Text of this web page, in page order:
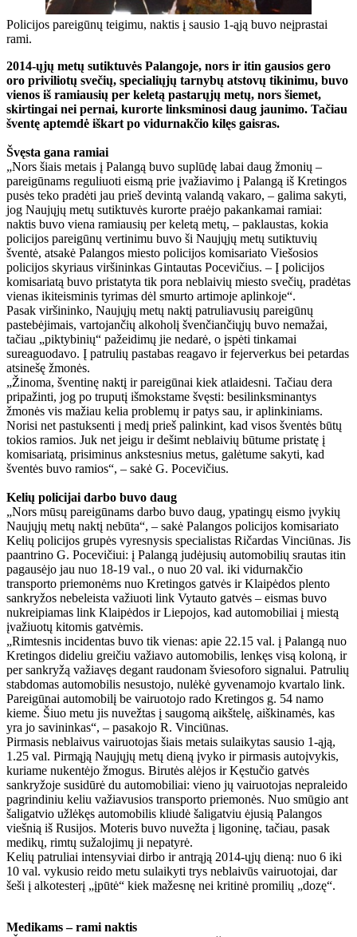
Policijos pareigūnų teigimu, naktis į sausio 1-ąją buvo neįprastai
rami.
2014-ųjų metų sutiktuvės Palangoje, nors ir itin gausios gero
oro priviliotų svečių, specialiųjų tarnybų atstovų tikinimu, buvo
vienos iš ramiausių per keletą pastarųjų metų, nors šiemet,
skirtingai nei pernai, kurorte linksminosi daug jaunimo. Tačiau
šventę aptemdė iškart po vidurnakčio kilęs gaisras.
Švęsta gana ramiai
„Nors šiais metais į Palangą buvo suplūdę labai daug žmonių –
pareigūnams reguliuoti eismą prie įvažiavimo į Palangą iš Kretingos
pusės teko pradėti jau prieš devintą valandą vakaro, – galima sakyti,
jog Naujųjų metų sutiktuvės kurorte praėjo pakankamai ramiai:
naktis buvo viena ramiausių per keletą metų, – paklaustas, kokia
policijos pareigūnų vertinimu buvo ši Naujųjų metų sutiktuvių
šventė, atsakė Palangos miesto policijos komisariato Viešosios
policijos skyriaus viršininkas Gintautas Pocevičius. – Į policijos
komisariatą buvo pristatyta tik pora neblaivių miesto svečių, pradėtas
vienas ikiteisminis tyrimas dėl smurto artimoje aplinkoje“.
Pasak viršininko, Naujųjų metų naktį patruliavusių pareigūnų
pastebėjimais, vartojančių alkoholį švenčiančiųjų buvo nemažai,
tačiau „piktybinių“ pažeidimų jie nedarė, o įspėti tinkamai
sureaguodavo. Į patrulių pastabas reagavo ir fejerverkus bei petardas
atsinešę žmonės.
„Žinoma, šventinę naktį ir pareigūnai kiek atlaidesni. Tačiau dera
pripažinti, jog po truputį išmokstame švęsti: besilinksminantys
žmonės vis mažiau kelia problemų ir patys sau, ir aplinkiniams.
Norisi net pastuksenti į medį prieš palinkint, kad visos šventės būtų
tokios ramios. Juk net jeigu ir dešimt neblaivių būtume pristatę į
komisariatą, prisiminus ankstesnius metus, galėtume sakyti, kad
šventės buvo ramios“, – sakė G. Pocevičius.
Kelių policijai darbo buvo daug
„Nors mūsų pareigūnams darbo buvo daug, ypatingų eismo įvykių
Naujųjų metų naktį nebūta“, – sakė Palangos policijos komisariato
Kelių policijos grupės vyresnysis specialistas Ričardas Vinciūnas. Jis
paantrino G. Pocevičiui: į Palangą judėjusių automobilių srautas itin
pagausėjo jau nuo 18-19 val., o nuo 20 val. iki vidurnakčio
transporto priemonėms nuo Kretingos gatvės ir Klaipėdos plento
sankryžos nebeleista važiuoti link Vytauto gatvės – eismas buvo
nukreipiamas link Klaipėdos ir Liepojos, kad automobiliai į miestą
įvažiuotų kitomis gatvėmis.
„Rimtesnis incidentas buvo tik vienas: apie 22.15 val. į Palangą nuo
Kretingos dideliu greičiu važiavo automobilis, lenkęs visą koloną, ir
per sankryžą važiavęs degant raudonam šviesoforo signalui. Patrulių
stabdomas automobilis nesustojo, nulėkė gyvenamojo kvartalo link.
Pareigūnai automobilį be vairuotojo rado Kretingos g. 54 namo
kieme. Šiuo metu jis nuvežtas į saugomą aikštelę, aiškinamės, kas
yra jo savininkas“, – pasakojo R. Vinciūnas.
Pirmasis neblaivus vairuotojas šiais metais sulaikytas sausio 1-ąją,
1.25 val. Pirmąją Naujųjų metų dieną įvyko ir pirmasis autoįvykis,
kuriame nukentėjo žmogus. Birutės alėjos ir Kęstučio gatvės
sankryžoje susidūrė du automobiliai: vieno jų vairuotojas nepraleido
pagrindiniu keliu važiavusios transporto priemonės. Nuo smūgio ant
šaligatvio užlėkęs automobilis kliudė šaligatviu ėjusią Palangos
viešnią iš Rusijos. Moteris buvo nuvežta į ligoninę, tačiau, pasak
medikų, rimtų sužalojimų ji nepatyrė.
Kelių patruliai intensyviai dirbo ir antrąją 2014-ųjų dieną: nuo 6 iki
10 val. vykusio reido metu sulaikyti trys neblaivūs vairuotojai, dar
šeši į alkotesterį „įpūtė“ kiek mažesnę nei kritinė promilių „dozę“.
Medikams – rami naktis